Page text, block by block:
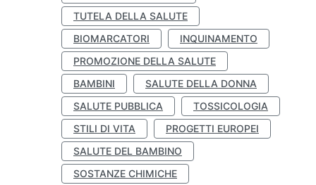
TUTELA DELLA SALUTE
BIOMARCATORI
INQUINAMENTO
PROMOZIONE DELLA SALUTE
BAMBINI
SALUTE DELLA DONNA
SALUTE PUBBLICA
TOSSICOLOGIA
STILI DI VITA
PROGETTI EUROPEI
SALUTE DEL BAMBINO
SOSTANZE CHIMICHE